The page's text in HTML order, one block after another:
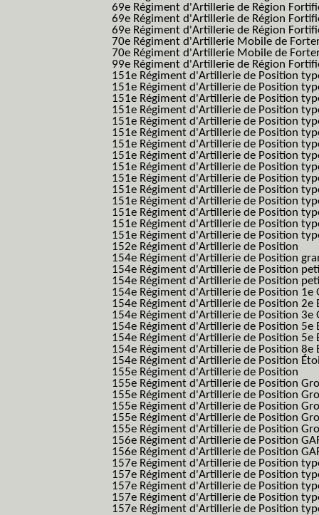
69e Régiment d'Artillerie de Région
69e Régiment d'Artillerie de Région
69e Régiment d'Artillerie de Région
70e Régiment d'Artillerie Mobile de
70e Régiment d'Artillerie Mobile de
99e Régiment d'Artillerie de Région
151e Régiment d'Artillerie de Position
151e Régiment d'Artillerie de Position
151e Régiment d'Artillerie de Position
151e Régiment d'Artillerie de Position
151e Régiment d'Artillerie de Position
151e Régiment d'Artillerie de Position
151e Régiment d'Artillerie de Position
151e Régiment d'Artillerie de Position
151e Régiment d'Artillerie de Position
151e Régiment d'Artillerie de Position
151e Régiment d'Artillerie de Position
151e Régiment d'Artillerie de Position
151e Régiment d'Artillerie de Position
151e Régiment d'Artillerie de Position
151e Régiment d'Artillerie de Position
152e Régiment d'Artillerie de Position
154e Régiment d'Artillerie de Position
154e Régiment d'Artillerie de Position
154e Régiment d'Artillerie de Position
154e Régiment d'Artillerie de Position 1e
154e Régiment d'Artillerie de Position 2e
154e Régiment d'Artillerie de Position 3e
154e Régiment d'Artillerie de Position 5e
154e Régiment d'Artillerie de Position 5e
154e Régiment d'Artillerie de Position 8e
154e Régiment d'Artillerie de Position
155e Régiment d'Artillerie de Position
155e Régiment d'Artillerie de Position
155e Régiment d'Artillerie de Position
155e Régiment d'Artillerie de Position
155e Régiment d'Artillerie de Position
155e Régiment d'Artillerie de Position
156e Régiment d'Artillerie de Position
156e Régiment d'Artillerie de Position
157e Régiment d'Artillerie de Position
157e Régiment d'Artillerie de Position
157e Régiment d'Artillerie de Position
157e Régiment d'Artillerie de Position
157e Régiment d'Artillerie de Position